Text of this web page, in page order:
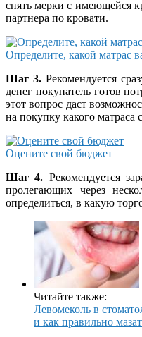
снять мерки с имеющейся
партнера по кровати.
Определите, какой матрас
Шаг 3. Рекомендуется
денег покупатель готов
этот вопрос даст
на покупку какого матраса
Оцените свой бюджет
Шаг 4. Рекомендуется
пролегающих через
определиться, в какую
Читайте также:
Левомеколь в
и как правильно